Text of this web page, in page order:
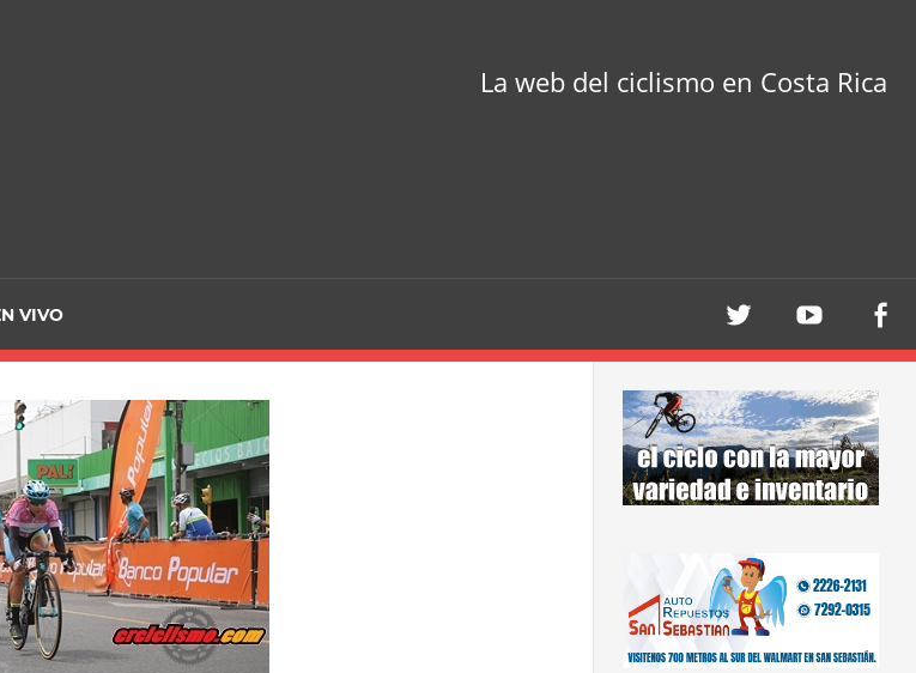
La web del ciclismo en Costa Rica
VIVO